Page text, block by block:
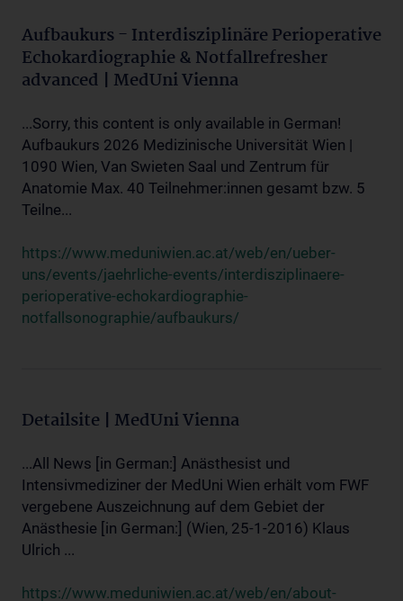
Aufbaukurs - Interdisziplinäre Perioperative
Echokardiographie & Notfallrefresher
advanced | MedUni Vienna
...Sorry, this content is only available in German!
Aufbaukurs 2026 Medizinische Universität Wien |
1090 Wien, Van Swieten Saal und Zentrum für
Anatomie Max. 40 Teilnehmer:innen gesamt bzw. 5
Teilne...
https://www.meduniwien.ac.at/web/en/ueber-
uns/events/jaehrliche-events/interdisziplinaere-
perioperative-echokardiographie-
notfallsonographie/aufbaukurs/
Detailsite | MedUni Vienna
...All News [in German:] Anästhesist und
Intensivmediziner der MedUni Wien erhält vom FWF
vergebene Auszeichnung auf dem Gebiet der
Anästhesie [in German:] (Wien, 25-1-2016) Klaus
Ulrich ...
https://www.meduniwien.ac.at/web/en/about-